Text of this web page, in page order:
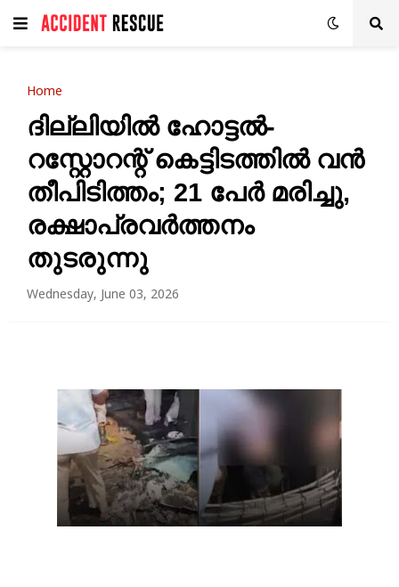
Home
ദില്ലിയിൽ ഹോട്ടൽ-
റസ്റ്റോറന്റ് കെട്ടിടത്തിൽ വൻ
തീപിടിത്തം; 21 പേർ മരിച്ചു,
രക്ഷാപ്രവർത്തനം
തുടരുന്നു
Wednesday, June 03, 2026